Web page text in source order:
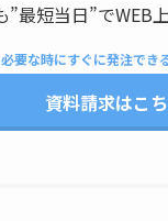
最短当日”でWEB
必要な時にすぐに発注でき
資料請求はこ